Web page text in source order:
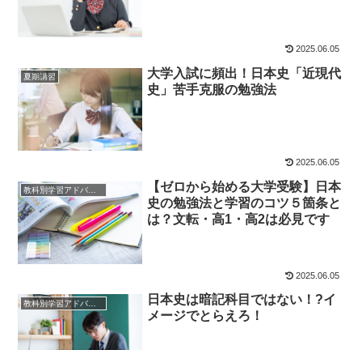
2025.06.05
夏期講習
大学入試に頻出！日本史「近現代
史」苦手克服の勉強法
2025.06.05
教科別学習アドバイス
【ゼロから始める大学受験】日本
史の勉強法と学習のコツ５箇条と
は？文転・高1・高2は必見です
2025.06.05
教科別学習アドバイス
日本史は暗記科目ではない！?イ
メージでとらえろ！